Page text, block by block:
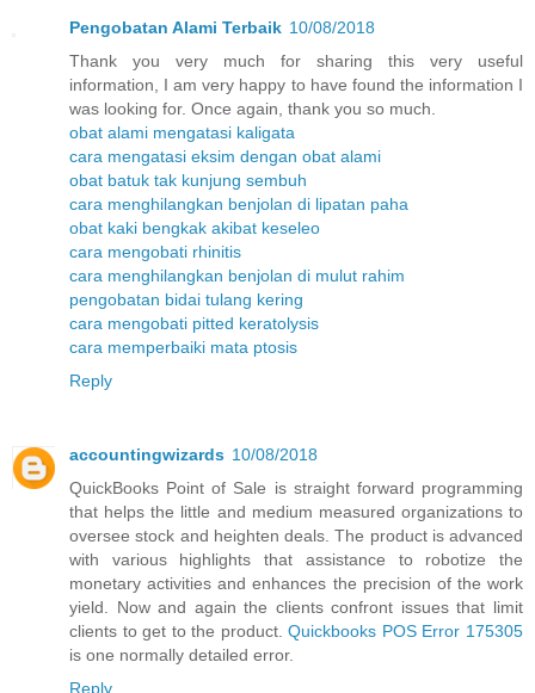
Pengobatan Alami Terbaik 10/08/2018
Thank you very much for sharing this very useful
information, I am very happy to have found the information I
was looking for. Once again, thank you so much.
obat alami mengatasi kaligata
cara mengatasi eksim dengan obat alami
obat batuk tak kunjung sembuh
cara menghilangkan benjolan di lipatan paha
obat kaki bengkak akibat keseleo
cara mengobati rhinitis
cara menghilangkan benjolan di mulut rahim
pengobatan bidai tulang kering
cara mengobati pitted keratolysis
cara memperbaiki mata ptosis
Reply
accountingwizards 10/08/2018
QuickBooks Point of Sale is straight forward programming
that helps the little and medium measured organizations to
oversee stock and heighten deals. The product is advanced
with various highlights that assistance to robotize the
monetary activities and enhances the precision of the work
yield. Now and again the clients confront issues that limit
clients to get to the product.Quickbooks POS Error 175305
is one normally detailed error.
Reply